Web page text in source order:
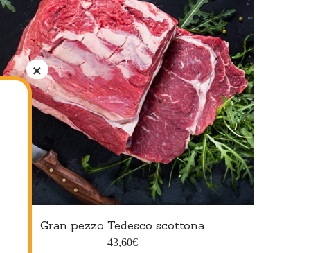
Aggiungi al carrello
Gran pezzo Tedesco scottona
43,60€